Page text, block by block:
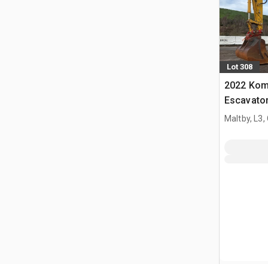
Lot 308
2022
Maltby, L3,